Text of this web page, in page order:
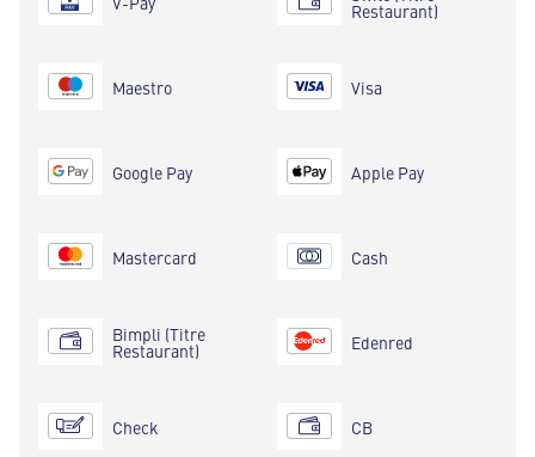
Maestro
Google Pay
Mastercard
Bimpli (Titre
Restaurant)
Check
Restaurant)
Visa
Apple Pay
Cash
Edenred
CB